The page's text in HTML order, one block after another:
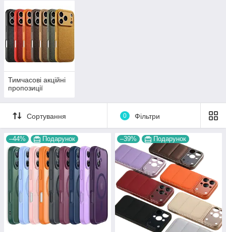
Тимчасові акційні
пропозиції
Сортування 0 Фільтри
–44% Подарунок –39% Подарунок